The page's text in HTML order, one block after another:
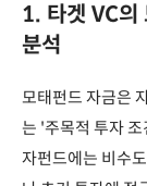
1. 타겟 VC의
분석
모태펀드 자금은
는 '주목적 투자
자펀드에는 비수